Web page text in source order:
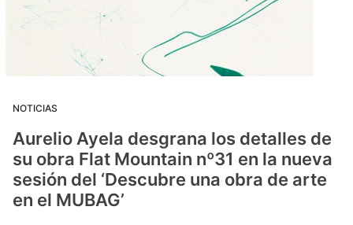
NOTICIAS
Aurelio Ayela desgrana los detalles de
su obra Flat Mountain nº31 en la nueva
sesión del ‘Descubre una obra de arte
en el MUBAG’